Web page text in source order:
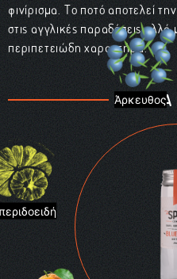
φινίρισμα. Το ποτό αποτελεί
στις αγγλικές παραδόσεις αλλά
περιπετειώδη χαρακτήρα.
ΠΑΛΕΤΑ
Άρκευθος